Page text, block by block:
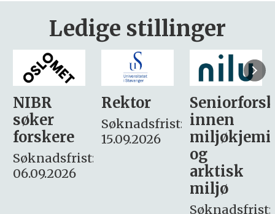
Ledige stillinger
Rektor
Søknadsfrist:
15.09.2026
Seniorforsker
innen
miljøkjemi
søker
– fast
Søknadsfrist:
16. august.